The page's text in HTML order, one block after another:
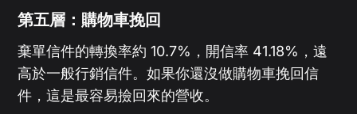
第五層：購物車挽回
棄單信件的轉換率約 10.7%，開信率 41.18%，遠
高於一般行銷信件。如果你還沒做購物車挽回信
件，這是最容易撿回來的營收。